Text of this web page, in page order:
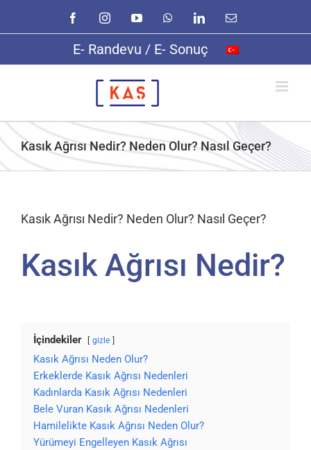
content
FacebookInstagramYouTubeWhatsAppLinkedInE-
E- Randevu / E- Sonuç
Kasık Ağrısı Nedir? Neden Olur? Nasıl Geçer?
Kasık Ağrısı Nedir? Neden Olur? Nasıl Geçer?
Kasık Ağrısı Nedir?
İçindekiler gizle
Kasık Ağrısı Neden Olur?
Erkeklerde Kasık Ağrısı Nedenleri
Kadınlarda Kasık Ağrısı Nedenleri
Bele Vuran Kasık Ağrısı Nedenleri
Hamilelikte Kasık Ağrısı Neden Olur?
Yürümeyi Engelleyen Kasık Ağrısı